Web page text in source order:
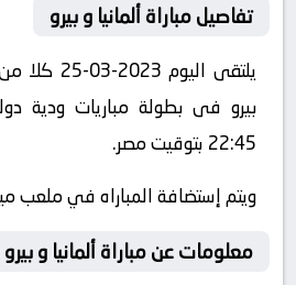
تفاصيل مباراة ألمانيا و بيرو
يلتقى
بيرو فى بطولة مباريات ودية
22:45 بتوقيت مصر.
ويتم إستضافة المباراه في ملعب
معلومات عن مباراة ألمانيا و بيرو 2023-03-25